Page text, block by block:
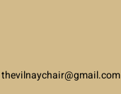
thevilnaychair@gmail.com